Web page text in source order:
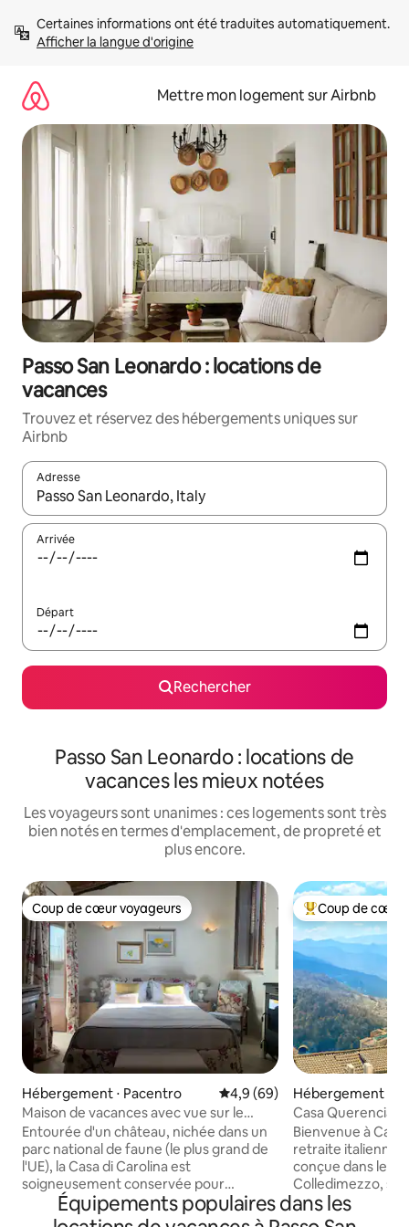
directement
Afficher la langue d'origine
Mettre mon logement sur Airbnb
Passo San Leonardo : locations de
vacances
Trouvez et réservez des hébergements uniques sur
Airbnb
Adresse
Lorsque les résultats s'affichent, utilisez les flèches vers le
Arrivée
Départ
Rechercher
Passo San Leonardo : locations de
vacances les mieux notées
Les voyageurs sont unanimes : ces logements sont très
bien notés en termes d'emplacement, de propreté et
plus encore.
Coup de cœur voyageurs
Coup de cœur voyageurs
Hébergement ⋅ Pacentro Évaluation moyenne sur la
4,9 (69)
Maison de vacances avec vue sur le
château nichée dans un parc national
Entourée d'un château, nichée dans un
parc national de faune (le plus grand de
l'UE), la Casa di Carolina est
soigneusement conservée pour
respecter son environnement
médiéval ; profitez d'une architecture
Coups de cœur
Coup de cœur
Hébergement ⋅
o
Casa Querencia |
au bord d'un lac
Bienvenue à
retraite italienne
conçue dans le
Colledimezzo,
Bomba. Cette
restaurée avec
Équipements populaires dans les